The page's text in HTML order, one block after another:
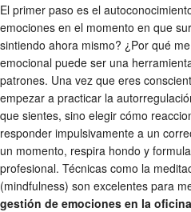
El primer paso es el
emociones en el momento en que
sintiendo ahora mismo? ¿Por qué
emocional puede ser una
patrones. Una vez que eres
empezar a practicar la
que sientes, sino elegir cómo
responder impulsivamente a un
un momento, respira hondo y
profesional. Técnicas como la
(mindfulness) son excelentes para
gestión de emociones en la oficina